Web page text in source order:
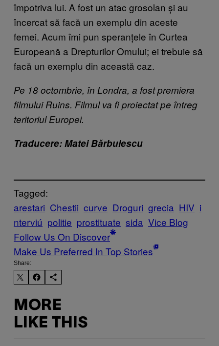
împotriva lui. A fost un atac grosolan și au
încercat să facă un exemplu din aceste
femei. Acum îmi pun speranțele în Curtea
Europeană a Drepturilor Omului; ei trebuie să
facă un exemplu din această caz.
Pe 18 octombrie, în Londra, a fost premiera
filmului Ruins. Filmul va fi proiectat pe întreg
teritoriul Europei.
Traducere: Matei Bărbulescu
Tagged:
arestari Chestii curve Droguri grecia HIV i
nterviú politie prostituate sida Vice Blog
Follow Us On Discover
Make Us Preferred In Top Stories
Share:
MORE
LIKE THIS